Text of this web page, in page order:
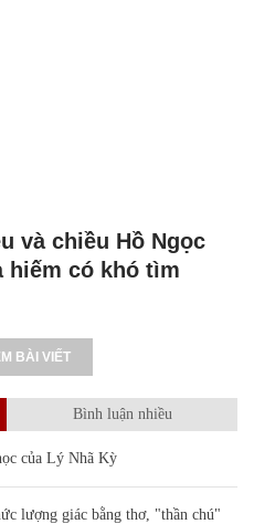
và chiều Hồ Ngọc
hiếm có khó tìm
BÀI VIẾT
Bình luận nhiều
của Lý Nhã Kỳ
lượng giác bằng thơ, "thần chú"